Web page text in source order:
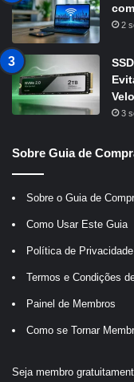
2
3
Sobre Guia de
Sobre o Guia de
Como Usar Este Guia
Política de Privacidade
Termos e Condições
Painel de Membros
Como se Tornar
Seja membro